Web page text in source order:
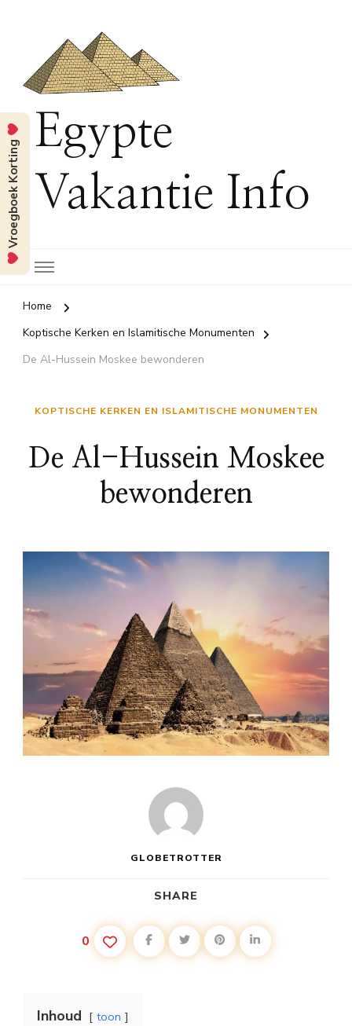
Egypte
Vakantie Info
Home
Koptische Kerken en Islamitische Monumenten
De Al-Hussein Moskee bewonderen
KOPTISCHE KERKEN EN ISLAMITISCHE MONUMENTEN
De Al-Hussein Moskee
bewonderen
GLOBETROTTER
SHARE
0
Inhoud toon
Vroegboek Korting